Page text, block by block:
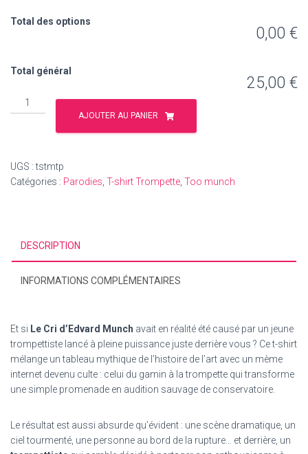
Total des options
0,00 €
Total général
25,00 €
quantité
de
trompette
"Too
munch
AJOUTER AU PANIER
UGS :tstmtp
Catégories : Parodies, T-shirt Trompette, Too munch
DESCRIPTION
INFORMATIONS COMPLÉMENTAIRES
Et si Le Cri d’Edvard Munch avait en réalité été causé par un jeune
trompettiste lancé à pleine puissance juste derrière vous ? Ce t-shirt
mélange un tableau mythique de l’histoire de l’art avec un mème
internet devenu culte : celui du gamin à la trompette qui transforme
une simple promenade en audition sauvage de conservatoire.
Le résultat est aussi absurde qu’évident : une scène dramatique, un
ciel tourmenté, une personne au bord de la rupture… et derrière, un